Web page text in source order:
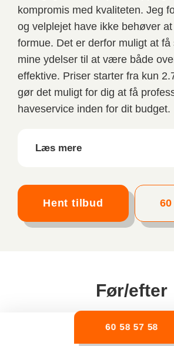
60 58 57 58
kompromis med kvaliteten. Jeg
og velplejet have ikke behøver
formue. Det er derfor muligt at
mine ydelser til at være både
effektive. Priser starter fra kun
gør det muligt for dig at få
haveservice inden for dit budget.
Læs mere
Hent tilbud
Før/efter